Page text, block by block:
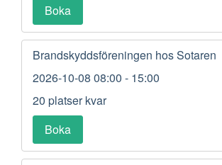
Boka
Brandskyddsföreningen hos Sotaren
2026-10-08 08:00 - 15:00
20 platser kvar
Boka